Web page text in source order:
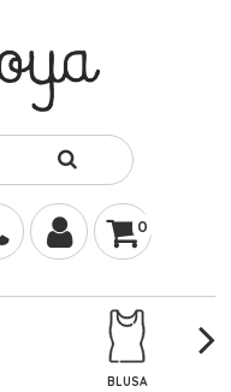
0
BLUSA